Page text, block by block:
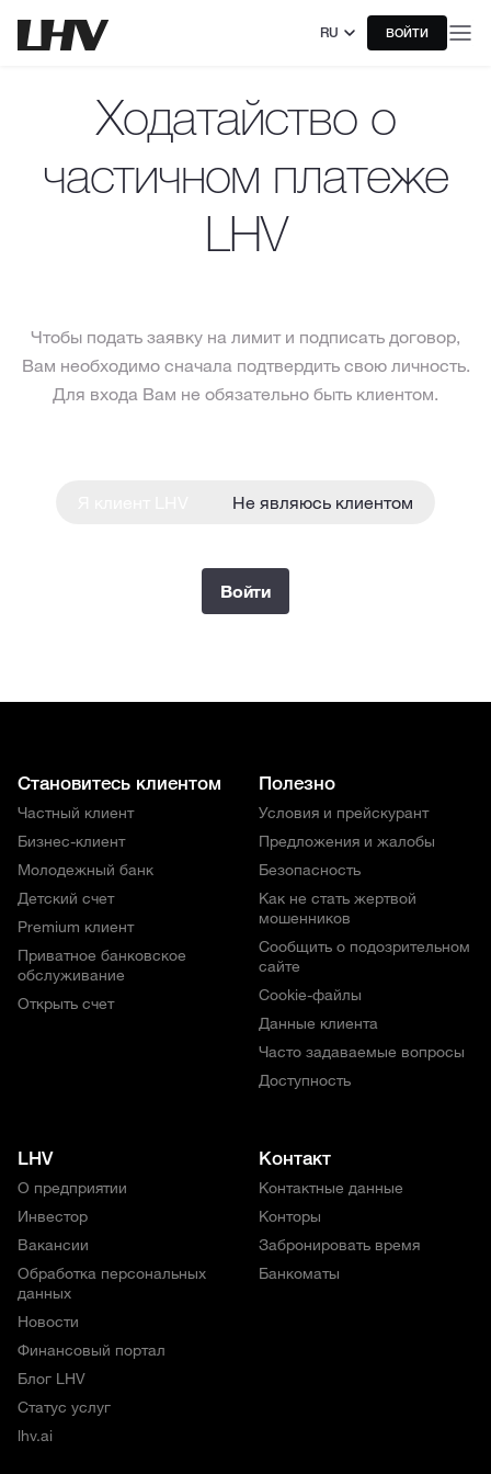
RU ВОЙТИ
Ходатайство о
частичном платеже
LHV
Чтобы подать заявку на лимит и подписать договор,
Вам необходимо сначала подтвердить свою личность.
Для входа Вам не обязательно быть клиентом.
Не являюсь клиентом
Войти
Становитесь клиентом
Частный клиент
Бизнес-клиент
Молодежный банк
Детский счет
Premium клиент
Приватное банковское
обслуживание
Открыть счет
Полезно
Условия и прейскурант
Предложения и жалобы
Безопасность
Как не стать жертвой
мошенников
Сообщить о подозрительном
сайте
Cookie-файлы
Данные клиента
Часто задаваемые вопросы
Доступность
LHV
О предприятии
Инвестор
Вакансии
Обработка персональных
данных
Новости
Финансовый портал
Блог LHV
Статус услуг
lhv.ai
Контакт
Контактные данные
Конторы
Забронировать время
Банкоматы